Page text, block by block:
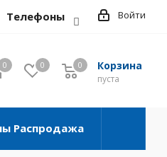
Войти
Телефоны
0 0 Корзина
0
пуста
0
Распродажа